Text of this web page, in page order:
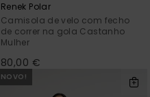
Renek Polar
Camisola de velo com fecho
de correr na gola Castanho
Mulher
80,00 €
NOVO!